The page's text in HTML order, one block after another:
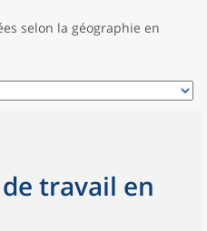
selon la géographie en
travail en